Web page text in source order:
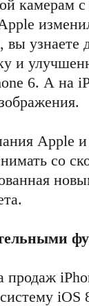
камерам
вы узнаете
и
6. А на
Apple
со
продаж
iOS